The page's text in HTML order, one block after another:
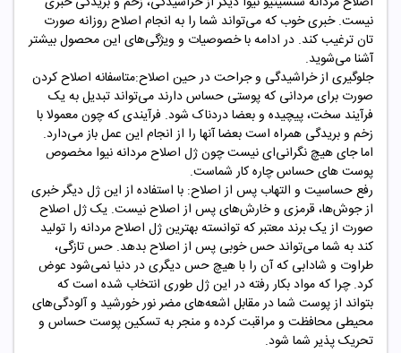
نیست. خبری خوب که می‌تواند شما را به انجام اصلاح روزانه صورت
تان ترغیب کند. در ادامه با خصوصیات و ویژگی‌های این محصول بیشتر
آشنا می‌شوید.
جلوگیری از خراشیدگی و جراحت در حین اصلاح:متاسفانه اصلاح کردن
صورت برای مردانی که پوستی حساس دارند می‌تواند تبدیل به یک
فرآیند سخت، پیچیده و بعضا دردناک شود. فرآیندی که چون معمولا با
زخم و بریدگی همراه است بعضا آنها را از انجام این عمل باز ‌می‌دارد.
اما جای هیچ نگرانی‌ای نیست چون ژل اصلاح مردانه نیوا مخصوص
پوست های حساس چاره کار شماست.
رفع حساسیت و التهاب پس از اصلاح: با استفاده از این ژل دیگر خبری
از جوش‌ها، قرمزی و خارش‌های پس از اصلاح نیست. یک ژل اصلاح
صورت از یک برند معتبر که توانسته بهترین ژل اصلاح مردانه را تولید
کند به شما می‌تواند حس خوبی پس از اصلاح بدهد. حس تازگی،
طراوت و شادابی که آن را با هیچ حس دیگری در دنیا نمی‌شود عوض
کرد. چرا که مواد بکار رفته در این ژل طوری انتخاب شده است که
بتواند از پوست شما در مقابل اشعه‌های مضر نور خورشید و آلودگی‌های
محیطی محافظت و مراقبت کرده و منجر به تسکین پوست حساس و
تحریک پذیر شما شود.